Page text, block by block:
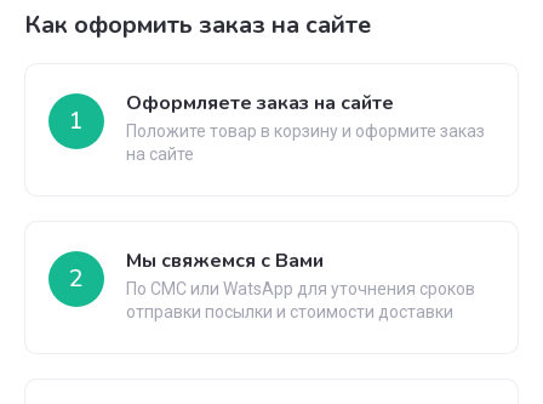
Как оформить заказ на сайте
1
Оформляете заказ на сайте
Положите товар в корзину и оформите заказ
на сайте
2
Мы свяжемся с Вами
По СМС или WatsApp для уточнения сроков
отправки посылки и стоимости доставки